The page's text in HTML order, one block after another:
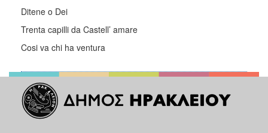
Ditene o Dei
Trenta capilli da Castell’ amare
Cosi va chi ha ventura